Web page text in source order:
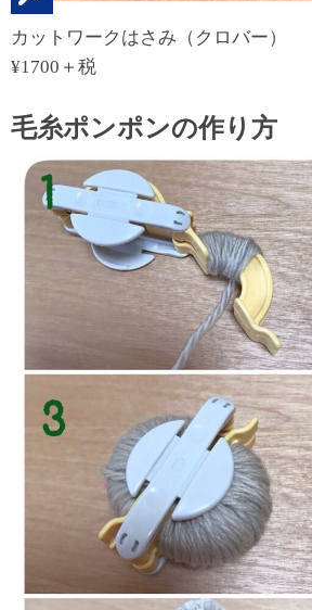
カットワークはさみ（クロバー）
¥1700＋税
毛糸ポンポンの作り方